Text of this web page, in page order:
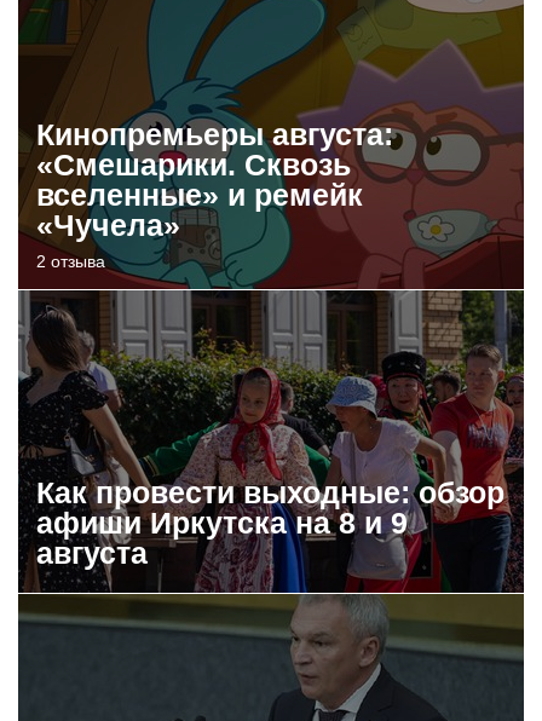
Кинопремьеры августа:
«Смешарики. Сквозь
вселенные» и ремейк
«Чучела»
2 отзыва
Как провести выходные: обзор
афиши Иркутска на 8 и 9
августа